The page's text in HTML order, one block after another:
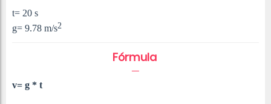
t= 20 s
g= 9.78 m/s2
Fórmula
v= g * t